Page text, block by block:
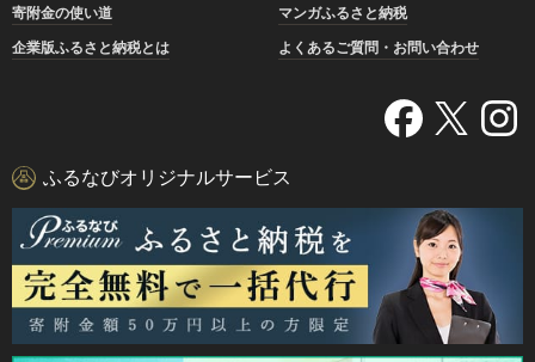
寄附金の使い道
マンガふるさと納税
企業版ふるさと納税とは
よくあるご質問・お問い合わせ
ふるなびオリジナルサービス